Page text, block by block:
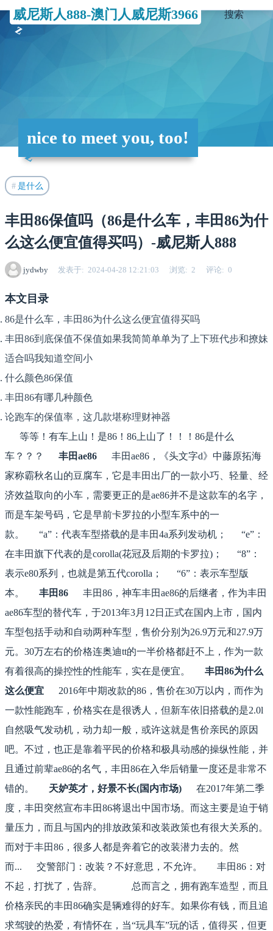
威尼斯人888-澳门人威尼斯3966 搜索
nice to meet you, too!
是什么
丰田86保值吗（86是什么车，丰田86为什
么这么便宜值得买吗）-威尼斯人888
jydwby 发表于 2024-04-28 12:21:03 浏览 2 评论 0
本文目录
86是什么车，丰田86为什么这么便宜值得买吗
丰田86到底保值不保值如果我简简单单为了上下班代步和撩妹
适合吗我知道空间小
什么颜色86保值
丰田86有哪几种颜色
论跑车的保值率，这几款堪称理财神器
等等！有车上山！是86！86上山了！！！86是什么
车？？？ 丰田ae86 丰田ae86，《头文字d》中藤原拓海
家称霸秋名山的豆腐车，它是丰田出厂的一款小巧、轻量、经
济效益取向的小车，需要更正的是ae86并不是这款车的名字，
而是车架号码，它是早前卡罗拉的小型车系中的一
款。 “a”：代表车型搭载的是丰田4a系列发动机； “e”：
在丰田旗下代表的是corolla(花冠及后期的卡罗拉)； “8”：
表示e80系列，也就是第五代corolla； “6”：表示车型版
本。 丰田86 丰田86，神车丰田ae86的后继者，作为丰田
ae86车型的替代车，于2013年3月12日正式在国内上市，国内
车型包括手动和自动两种车型，售价分别为26.9万元和27.9万
元。30万左右的价格连奥迪tt的一半价格都赶不上，作为一款
有着很高的操控性的性能车，实在是便宜。 丰田86为什么
这么便宜 2016年中期改款的86，售价在30万以内，而作为
一款性能跑车，价格实在是很诱人，但新车依旧搭载的是2.0l
自然吸气发动机，动力却一般，或许这就是售价亲民的原因
吧。不过，也正是靠着平民的价格和极具动感的操纵性能，并
且通过前辈ae86的名气，丰田86在入华后销量一度还是非常不
错的。 天妒英才，好景不长(国内市场) 在2017年第二季
度，丰田突然宣布丰田86将退出中国市场。而这主要是迫于销
量压力，而且与国内的排放政策和改装政策也有很大关系的。
而对于丰田86，很多人都是奔着它的改装潜力去的。然
而... 交警部门：改装？不好意思，不允许。 丰田86：对
不起，打扰了，告辞。 总而言之，拥有跑车造型，而且
价格亲民的丰田86确实是辆难得的好车。如果你有钱，而且追
求驾驶的热爱，有情怀在，当“玩具车”玩的话，值得买，但更